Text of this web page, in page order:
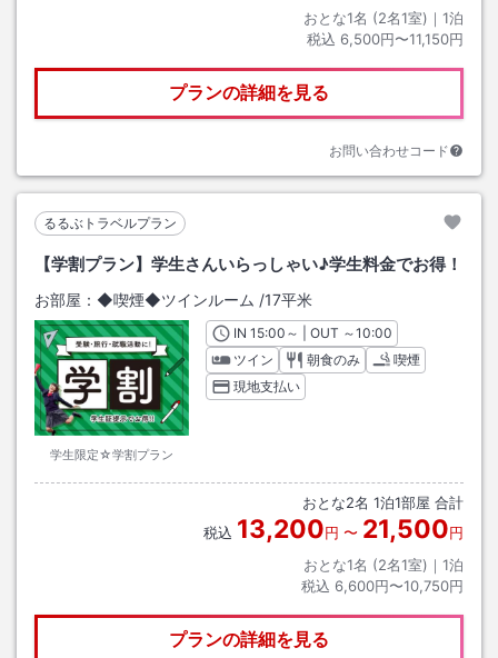
おとな1名 (2名1室)｜ 1泊
税込 6,500円〜11,150円
プランの詳細を見る
お問い合わせコード
るるぶトラベルプラン
【学割プラン】学生さんいらっしゃい♪学生料金でお得！
お部屋： ◆喫煙◆ツインルーム /17平米
学生限定☆学割プラン
INチェックイン
15:00 ～ | OUT チェックアウト
～10:00
ツイン
朝食のみ
喫煙
現地支払い
おとな2名 1泊1部屋 合計
税込 13,200円 〜 21,500円
おとな1名 (2名1室)｜ 1泊
税込 6,600円〜10,750円
プランの詳細を見る